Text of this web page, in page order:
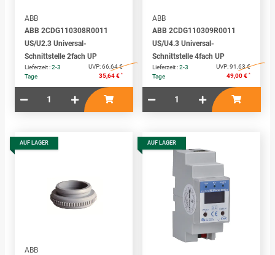
ABB
ABB 2CDG110308R0011
US/U2.3 Universal-
Schnittstelle 2fach UP
Lieferzeit :2-3
Tage
UVP:66,64 €
35,64 € *
ABB
ABB 2CDG110309R0011
US/U4.3 Universal-
Schnittstelle 4fach UP
Lieferzeit :2-3
Tage
UVP:91,63 €
49,00 € *
AUF LAGER
ABB
AUF LAGER